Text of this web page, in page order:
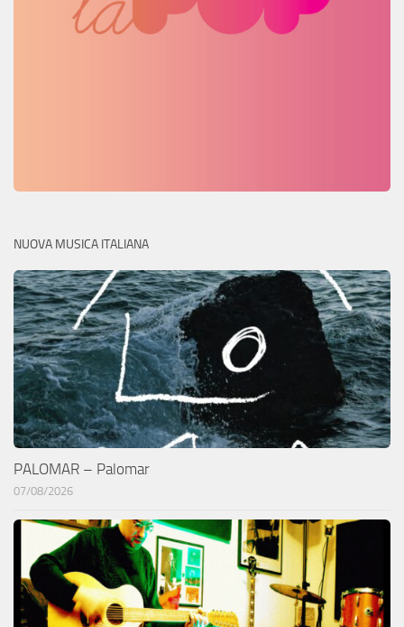
NUOVA MUSICA ITALIANA
PALOMAR – Palomar
07/08/2026